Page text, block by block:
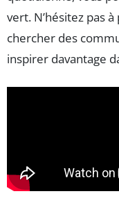
vert. N’hésitez pas
chercher des
inspirer davantage